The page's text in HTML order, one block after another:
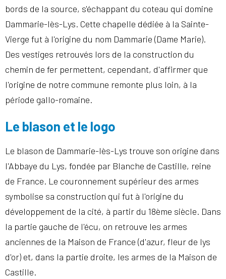
bords de la source, s'échappant du coteau qui domine
Dammarie-lès-Lys. Cette chapelle dédiée à la Sainte-
Vierge fut à l'origine du nom Dammarie (Dame Marie).
Des vestiges retrouvés lors de la construction du
chemin de fer permettent, cependant, d'affirmer que
l'origine de notre commune remonte plus loin, à la
période gallo-romaine.
Le blason et le logo
Le blason de Dammarie-lès-Lys trouve son origine dans
l'Abbaye du Lys, fondée par Blanche de Castille, reine
de France. Le couronnement supérieur des armes
symbolise sa construction qui fut à l'origine du
développement de la cité, à partir du 18ème siècle. Dans
la partie gauche de l'écu, on retrouve les armes
anciennes de la Maison de France (d'azur, fleur de lys
d'or) et, dans la partie droite, les armes de la Maison de
Castille.